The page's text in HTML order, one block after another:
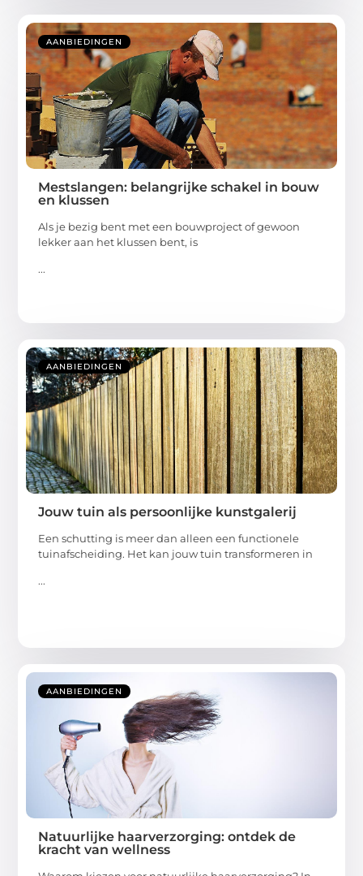
AANBIEDINGEN
Mestslangen: belangrijke schakel in bouw
en klussen
Als je bezig bent met een bouwproject of gewoon
lekker aan het klussen bent, is
...
AANBIEDINGEN
Jouw tuin als persoonlijke kunstgalerij
Een schutting is meer dan alleen een functionele
tuinafscheiding. Het kan jouw tuin transformeren in
...
AANBIEDINGEN
Natuurlijke haarverzorging: ontdek de
kracht van wellness